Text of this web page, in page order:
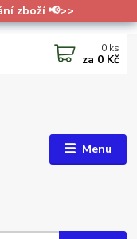
zboží 📢>>
Menu
0 ks
za 0 Kč